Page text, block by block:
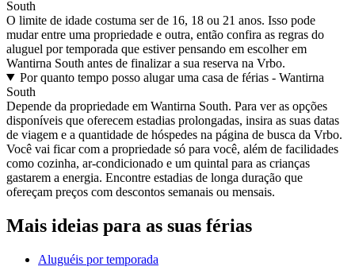
South
O limite de idade costuma ser de 16, 18 ou 21 anos. Isso pode
mudar entre uma propriedade e outra, então confira as regras do
aluguel por temporada que estiver pensando em escolher em
Wantirna South antes de finalizar a sua reserva na Vrbo.
Por quanto tempo posso alugar uma casa de férias - Wantirna
South
Depende da propriedade em Wantirna South. Para ver as opções
disponíveis que oferecem estadias prolongadas, insira as suas datas
de viagem e a quantidade de hóspedes na página de busca da Vrbo.
Você vai ficar com a propriedade só para você, além de facilidades
como cozinha, ar-condicionado e um quintal para as crianças
gastarem a energia. Encontre estadias de longa duração que
ofereçam preços com descontos semanais ou mensais.
Mais ideias para as suas férias
Aluguéis por temporada